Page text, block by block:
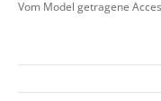
Vom Model getragene